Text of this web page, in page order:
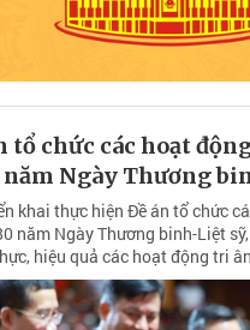
tổ chức các hoạt
Ngày Thương
khai thực hiện Đề án tổ chức
năm Ngày Thương binh-Liệt
hiệu quả các hoạt động tri